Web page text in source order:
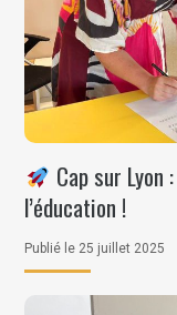
Cap sur Lyon
l’éducation !
Publié le 25 juillet 2025